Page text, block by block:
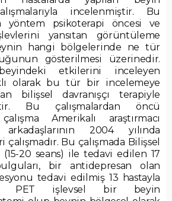
incelenmiştir. Bu
yöntem psikoterapi öncesi ve
yansıtan görüntüleme
hangi bölgelerinde ne tür
gösterilmesi üzerinedir.
etkilerini inceleyen
olarak bu tür bir incelemeye
bilişsel davranışçı terapiyle
Bu çalışmalardan öncü
Amerikalı araştırmacı
2004 yılında
Bu çalışmada Bilişsel
(15-20 seans) ile tedavi edilen 17
bir antidepresan olan
tedavi edilmiş 13 hastayla
PET işlevsel bir beyin